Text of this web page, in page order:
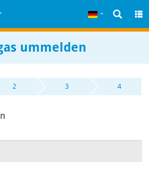
Zum Cookiehinweis Deutsch
ummelden
2 3 4